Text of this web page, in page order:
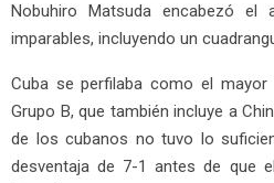
Nobuhiro Matsuda encabezó el
imparables, incluyendo un
Cuba se perfilaba como el
Grupo B, que también incluye a
de los cubanos no tuvo lo
desventaja de 7-1 antes de que